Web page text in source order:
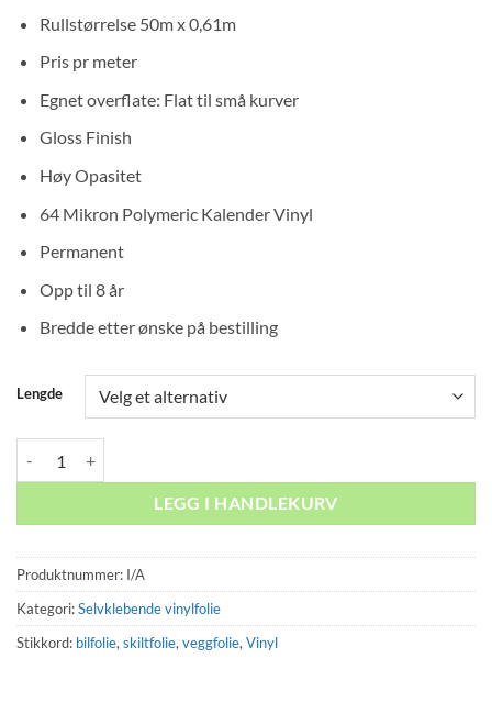
510
kr 5
250
Rullstørrelse 50m x 0,61m
Pris pr meter
Egnet overflate: Flat til små kurver
Gloss Finish
Høy Opasitet
64 Mikron Polymeric Kalender Vinyl
Permanent
Opp til 8 år
Bredde etter ønske på bestilling
Lengde
LEGG I HANDLEKURV
Produktnummer: I/A
Kategori:Selvklebende vinylfolie
Stikkord: bilfolie, skiltfolie, veggfolie, Vinyl